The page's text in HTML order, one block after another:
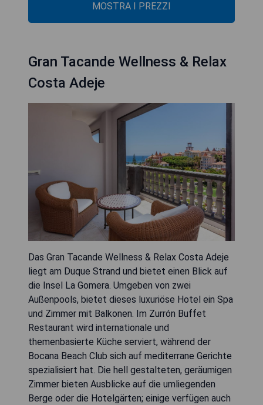
MOSTRA I PREZZI
Gran Tacande Wellness & Relax
Costa Adeje
Das Gran Tacande Wellness & Relax Costa Adeje
liegt am Duque Strand und bietet einen Blick auf
die Insel La Gomera. Umgeben von zwei
Außenpools, bietet dieses luxuriöse Hotel ein Spa
und Zimmer mit Balkonen. Im Zurrón Buffet
Restaurant wird internationale und
themenbasierte Küche serviert, während der
Bocana Beach Club sich auf mediterrane Gerichte
spezialisiert hat. Die hell gestalteten, geräumigen
Zimmer bieten Ausblicke auf die umliegenden
Berge oder die Hotelgärten; einige verfügen auch